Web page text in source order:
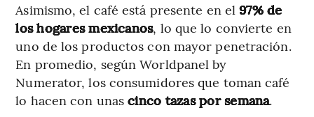
Asimismo, el café está presente en el97% de
los hogares mexicanos, lo que lo convierte en
uno de los productos con mayor penetración.
En promedio, según Worldpanel by
Numerator, los consumidores que toman café
lo hacen con unascinco tazas por semana.